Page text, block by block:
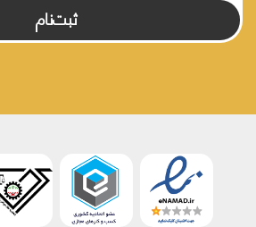
ثبت‌نام